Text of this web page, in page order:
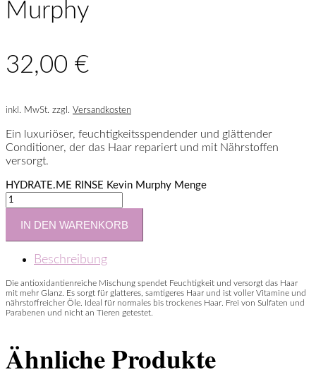
Murphy
32,00 €
inkl. MwSt. zzgl. Versandkosten
Ein luxuriöser, feuchtigkeitsspendender und glättender
Conditioner, der das Haar repariert und mit Nährstoffen
versorgt.
HYDRATE.ME RINSE Kevin Murphy Menge
IN DEN WARENKORB
Beschreibung
Die antioxidantienreiche Mischung spendet Feuchtigkeit und versorgt das Haar
mit mehr Glanz. Es sorgt für glatteres, samtigeres Haar und ist voller Vitamine und
nährstoffreicher Öle. Ideal für normales bis trockenes Haar. Frei von Sulfaten und
Parabenen und nicht an Tieren getestet.
Ähnliche Produkte